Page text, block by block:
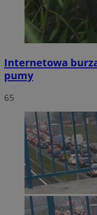
Internetowa
pumy
65